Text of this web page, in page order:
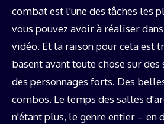
combat est l'une des tâches les
vous pouvez avoir à réaliser
vidéo. Et la raison pour cela est
basent avant toute chose sur des
des personnages forts. Des
combos. Le temps des salles
n'étant plus, le genre entier – en